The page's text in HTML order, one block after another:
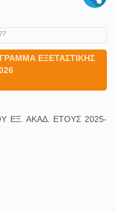
ΕΞΕΤΑΣΤΙΚΗΣ
ΕΞ. ΑΚΑΔ. ΕΤΟΥΣ 2025-